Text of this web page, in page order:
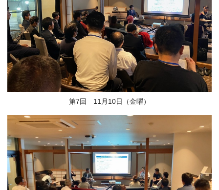
第7回 11月10日（金曜）